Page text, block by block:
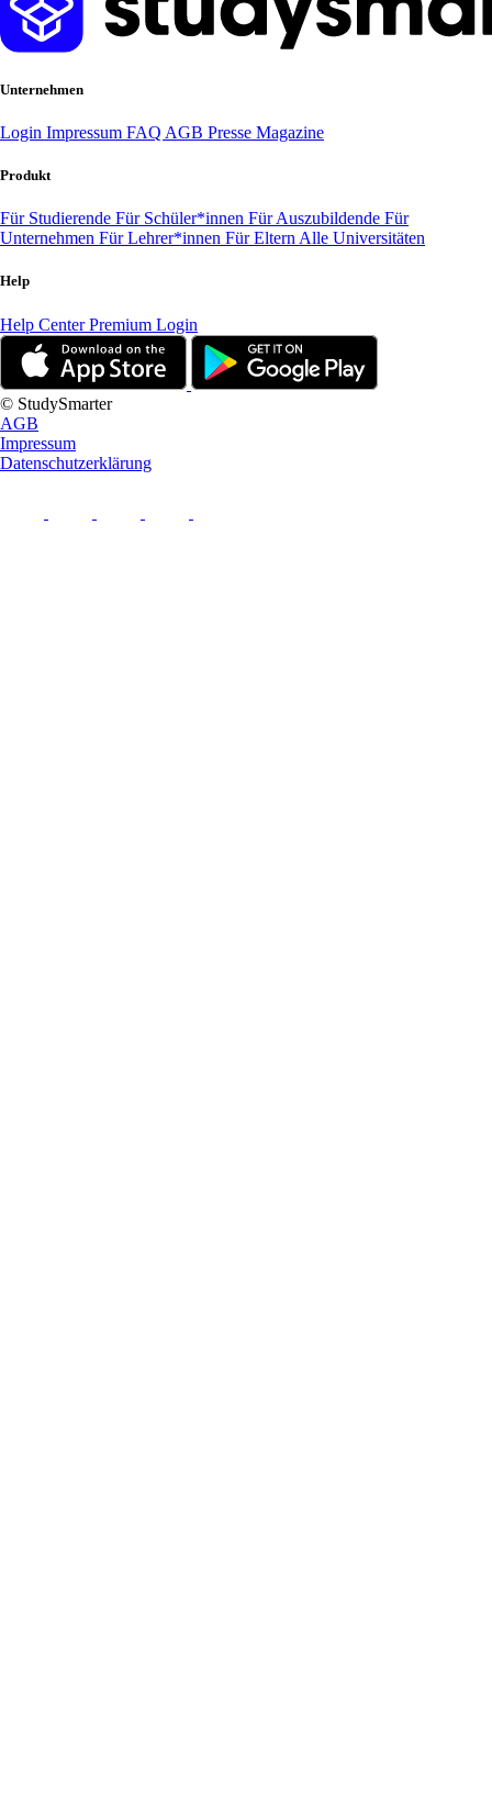
Unternehmen
Login Impressum FAQ AGB Presse Magazine
Produkt
Für Studierende Für Schüler*innen Für Auszubildende Für
Unternehmen Für Lehrer*innen Für Eltern Alle Universitäten
Help
Help CenterPremium Login
© StudySmarter
AGB
Impressum
Datenschutzerklärung